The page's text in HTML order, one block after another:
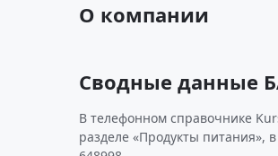
О компании
Сводные данные
В телефонном справочнике
разделе «Продукты питания»,